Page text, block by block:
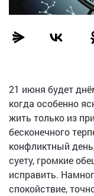
21 июня будет
когда особенно
жить только из
бесконечного
конфликтный
суету, громкие
исправить.
спокойствие,